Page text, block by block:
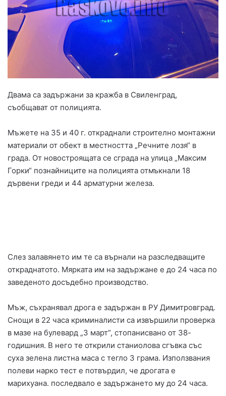
Двама са задържани за кражба в Свиленград,
съобщават от полицията.
Мъжете на 35 и 40 г. откраднали строително монтажни
материали от обект в местността „Речните лозя“ в
града. От новостроящата се сграда на улица „Максим
Горки“ познайниците на полицията отмъкнали 18
дървени греди и 44 арматурни железа.
Слез залавянето им те са върнали на разследващите
откраднатото. Мярката им на задържане е до 24 часа по
заведеното досъдебно производство.
Мъж, съхранявал дрога е задържан в РУ Димитровград.
Снощи в 22 часа криминалисти са извършили проверка
в мазе на булевард „3 март“, стопанисвано от 38-
годишния. В него те открили станиолова сгъвка със
суха зелена листна маса с тегло 3 грама. Използвания
полеви нарко тест е потвърдил, че дрогата е
марихуана. последвало е задържането му до 24 часа.